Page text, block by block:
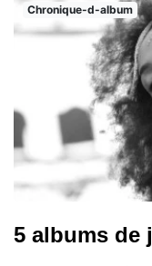
Chronique-d-album
5 albums de